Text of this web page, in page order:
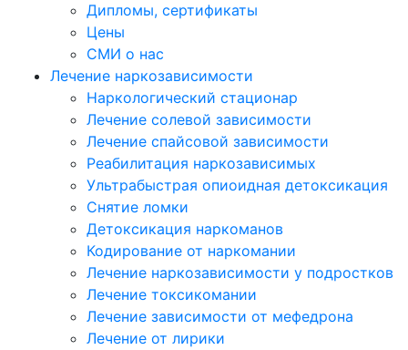
Дипломы, сертификаты
Цены
СМИ о нас
Лечение наркозависимости
Наркологический стационар
Лечение солевой зависимости
Лечение спайсовой зависимости
Реабилитация наркозависимых
Ультрабыстрая опиоидная детоксикация
Снятие ломки
Детоксикация наркоманов
Кодирование от наркомании
Лечение наркозависимости у подростков
Лечение токсикомании
Лечение зависимости от мефедрона
Лечение от лирики